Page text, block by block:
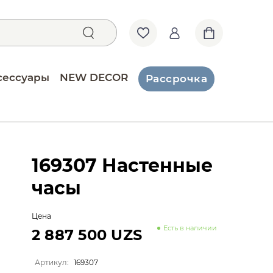
NEW DECOR Рассрочка
169307 Настенные
часы
Цена
Есть в наличии
2 887 500 UZS
Артикул: 169307